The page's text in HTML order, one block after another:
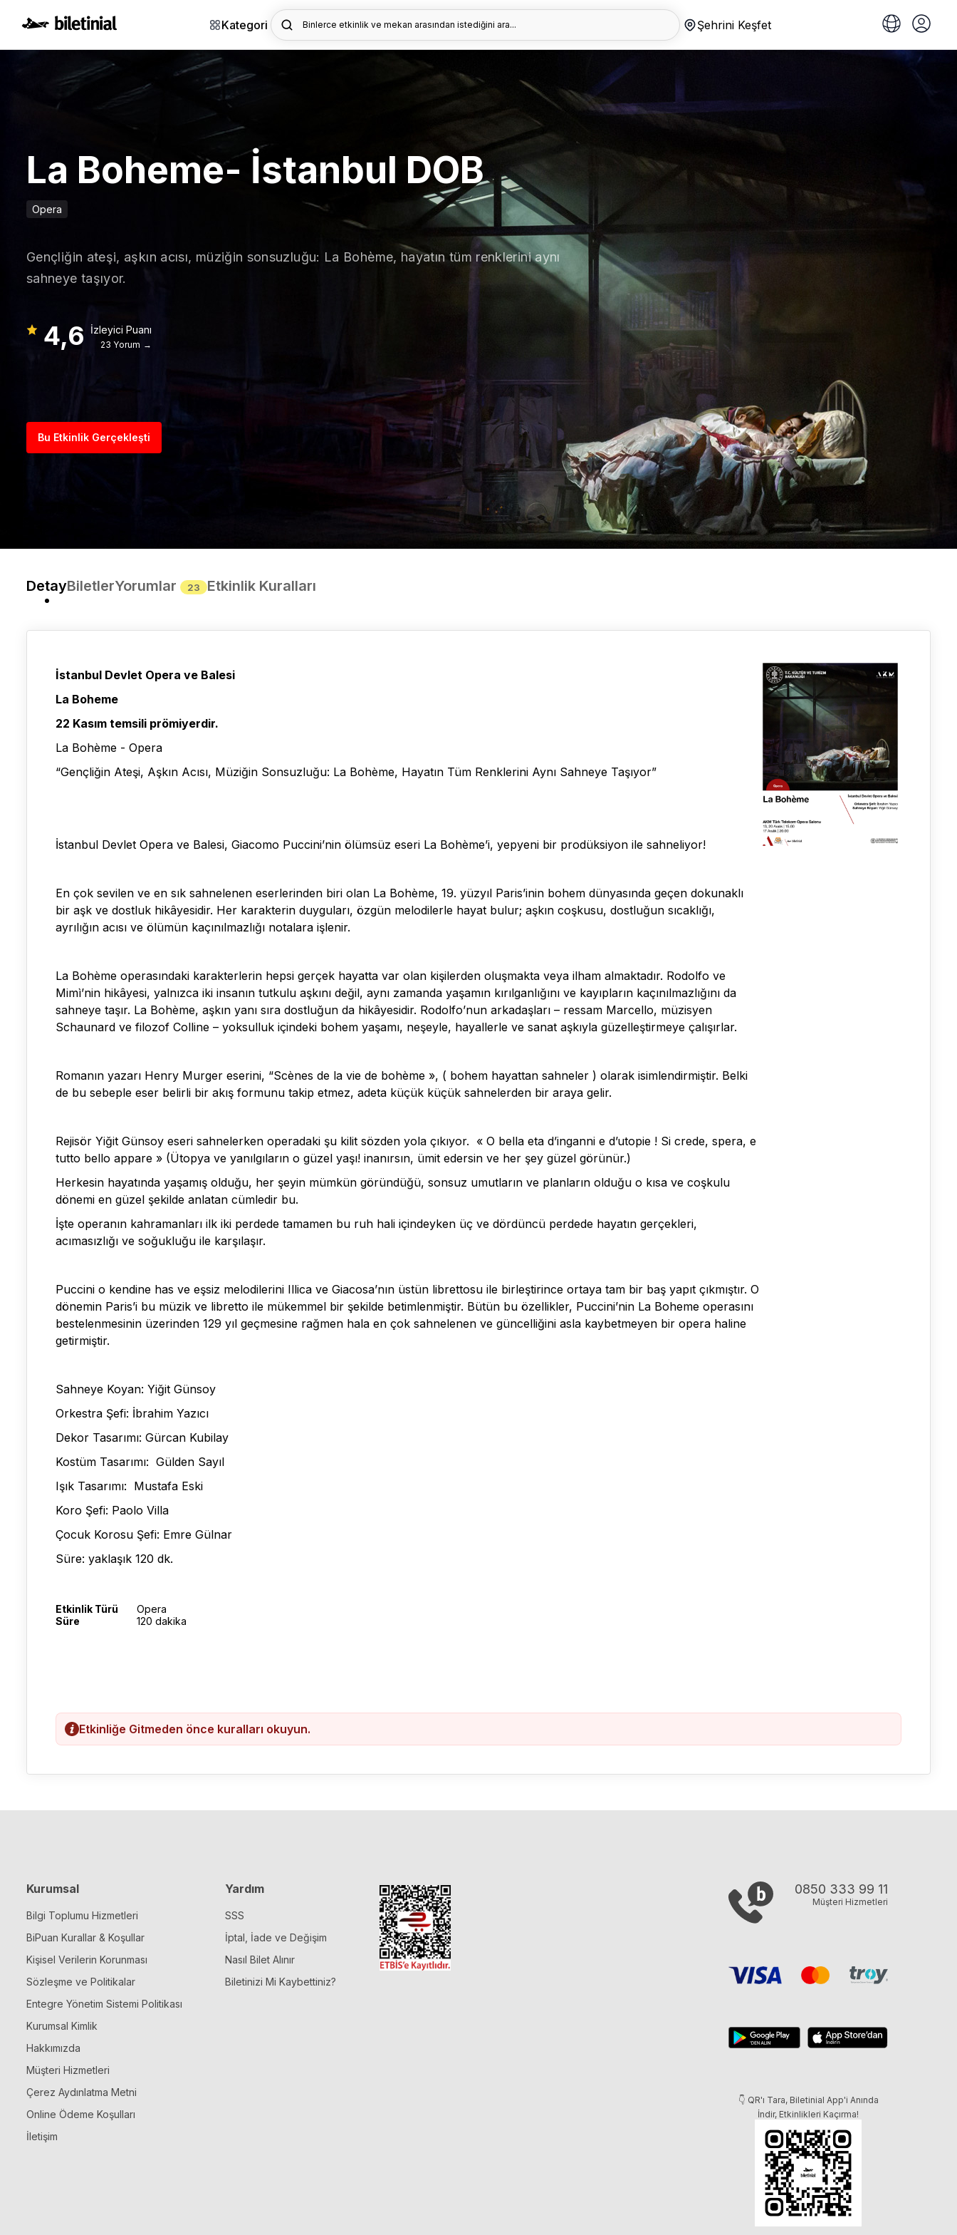
Kategori Binlerce etkinlik ve mekan arasından istediğini ara... Şehrini Keşfet
La Boheme- İstanbul DOB
Opera
Gençliğin ateşi, aşkın acısı, müziğin sonsuzluğu: La Bohème, hayatın tüm renklerini aynı
sahneye taşıyor.
4,6 İzleyici Puanı
23 Yorum →
Bu Etkinlik Gerçekleşti
DetayBiletlerYorumlar 23 Etkinlik Kuralları
İstanbul Devlet Opera ve Balesi
La Boheme
22 Kasım temsili prömiyerdir.
La Bohème - Opera
“Gençliğin Ateşi, Aşkın Acısı, Müziğin Sonsuzluğu: La Bohème, Hayatın Tüm Renklerini Aynı Sahneye Taşıyor”
İstanbul Devlet Opera ve Balesi, Giacomo Puccini’nin ölümsüz eseri La Bohème’i, yepyeni bir prodüksiyon ile sahneliyor!
En çok sevilen ve en sık sahnelenen eserlerinden biri olan La Bohème, 19. yüzyıl Paris’inin bohem dünyasında geçen dokunaklı
bir aşk ve dostluk hikâyesidir. Her karakterin duyguları, özgün melodilerle hayat bulur; aşkın coşkusu, dostluğun sıcaklığı,
ayrılığın acısı ve ölümün kaçınılmazlığı notalara işlenir.
La Bohème operasındaki karakterlerin hepsi gerçek hayatta var olan kişilerden oluşmakta veya ilham almaktadır. Rodolfo ve
Mimì’nin hikâyesi, yalnızca iki insanın tutkulu aşkını değil, aynı zamanda yaşamın kırılganlığını ve kayıpların kaçınılmazlığını da
sahneye taşır. La Bohème, aşkın yanı sıra dostluğun da hikâyesidir. Rodolfo’nun arkadaşları – ressam Marcello, müzisyen
Schaunard ve filozof Colline – yoksulluk içindeki bohem yaşamı, neşeyle, hayallerle ve sanat aşkıyla güzelleştirmeye çalışırlar.
Romanın yazarı Henry Murger eserini, “Scènes de la vie de bohème », ( bohem hayattan sahneler ) olarak isimlendirmiştir. Belki
de bu sebeple eser belirli bir akış formunu takip etmez, adeta küçük küçük sahnelerden bir araya gelir.
Rejisör Yiğit Günsoy eseri sahnelerken operadaki şu kilit sözden yola çıkıyor. « O bella eta d’inganni e d’utopie ! Si crede, spera, e
tutto bello appare » (Ütopya ve yanılgıların o güzel yaşı! inanırsın, ümit edersin ve her şey güzel görünür.)
Herkesin hayatında yaşamış olduğu, her şeyin mümkün göründüğü, sonsuz umutların ve planların olduğu o kısa ve coşkulu
dönemi en güzel şekilde anlatan cümledir bu.
İşte operanın kahramanları ilk iki perdede tamamen bu ruh hali içindeyken üç ve dördüncü perdede hayatın gerçekleri,
acımasızlığı ve soğukluğu ile karşılaşır.
Puccini o kendine has ve eşsiz melodilerini Illica ve Giacosa’nın üstün librettosu ile birleştirince ortaya tam bir baş yapıt çıkmıştır. O
dönemin Paris’i bu müzik ve libretto ile mükemmel bir şekilde betimlenmiştir. Bütün bu özellikler, Puccini’nin La Boheme operasını
bestelenmesinin üzerinden 129 yıl geçmesine rağmen hala en çok sahnelenen ve güncelliğini asla kaybetmeyen bir opera haline
getirmiştir.
Sahneye Koyan: Yiğit Günsoy
Orkestra Şefi: İbrahim Yazıcı
Dekor Tasarımı: Gürcan Kubilay
Kostüm Tasarımı: Gülden Sayıl
Işık Tasarımı: Mustafa Eski
Koro Şefi: Paolo Villa
Çocuk Korosu Şefi: Emre Gülnar
Süre: yaklaşık 120 dk.
Etkinlik Türü
Opera
Süre
120 dakika
Etkinliğe Gitmeden önce kuralları okuyun.
Kurumsal
Bilgi Toplumu Hizmetleri
BiPuan Kurallar & Koşullar
Kişisel Verilerin Korunması
Sözleşme ve Politikalar
Entegre Yönetim Sistemi Politikası
Kurumsal Kimlik
Hakkımızda
Müşteri Hizmetleri
Çerez Aydınlatma Metni
Online Ödeme Koşulları
İletişim
Yardım
SSS
İptal, İade ve Değişim
Nasıl Bilet Alınır
Biletinizi Mi Kaybettiniz?
0850 333 99 11
Müşteri Hizmetleri
👇 QR'ı Tara, Biletinial App'i Anında
İndir, Etkinlikleri Kaçırma!